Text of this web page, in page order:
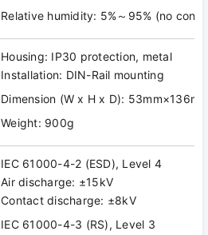
Relative humidity: 5%～95% (no
Housing: IP30 protection, metal
Installation: DIN-Rail mounting
Dimension (W x H x D):
Weight: 900g
IEC 61000-4-2 (ESD), Level 4
Air discharge: ±15kV
Contact discharge: ±8kV
IEC 61000-4-3 (RS), Level 3